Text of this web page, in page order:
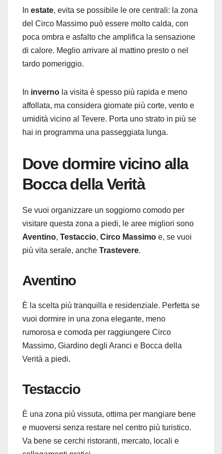
In estate, evita se possibile le ore centrali: la zona
del Circo Massimo può essere molto calda, con
poca ombra e asfalto che amplifica la sensazione
di calore. Meglio arrivare al mattino presto o nel
tardo pomeriggio.
In inverno la visita è spesso più rapida e meno
affollata, ma considera giornate più corte, vento e
umidità vicino al Tevere. Porta uno strato in più se
hai in programma una passeggiata lunga.
Dove dormire vicino alla
Bocca della Verità
Se vuoi organizzare un soggiorno comodo per
visitare questa zona a piedi, le aree migliori sono
Aventino, Testaccio, Circo Massimo e, se vuoi
più vita serale, anche Trastevere.
Aventino
È la scelta più tranquilla e residenziale. Perfetta se
vuoi dormire in una zona elegante, meno
rumorosa e comoda per raggiungere Circo
Massimo, Giardino degli Aranci e Bocca della
Verità a piedi.
Testaccio
È una zona più vissuta, ottima per mangiare bene
e muoversi senza restare nel centro più turistico.
Va bene se cerchi ristoranti, mercato, locali e